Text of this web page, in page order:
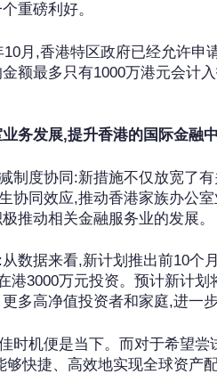
重磅利好。
月,香港特区政府已经允许申
额最多只有1000万港元会计
务发展,提升香港的国际金融
制度协同:新措施不仅放宽了
协同效应,推动香港家族办公
推动相关金融服务业的发展。
数据来看,新计划推出前10个
港3000万元投资。预计新计
多高净值投资者和家庭,进一
时机便是当下。而对于希望
够快捷、高效地实现全球资产